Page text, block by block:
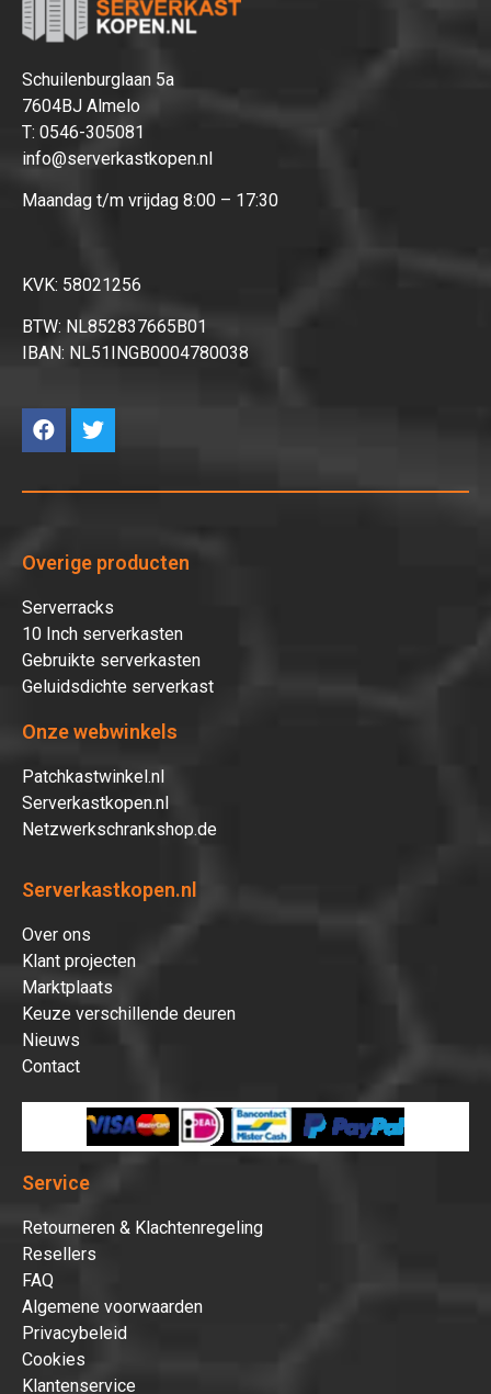
Schuilenburglaan 5a
7604BJ Almelo
T: 0546-305081
info@serverkastkopen.nl
Maandag t/m vrijdag 8:00 – 17:30
KVK: 58021256
BTW: NL852837665B01
IBAN: NL51INGB0004780038
Overige producten
Serverracks
10 Inch serverkasten
Gebruikte serverkasten
Geluidsdichte serverkast
Onze webwinkels
Patchkastwinkel.nl
Serverkastkopen.nl
Netzwerkschrankshop.de
Serverkastkopen.nl
Over ons
Klant projecten
Marktplaats
Keuze verschillende deuren
Nieuws
Contact
Service
Retourneren & Klachtenregeling
Resellers
FAQ
Algemene voorwaarden
Privacybeleid
Cookies
Klantenservice